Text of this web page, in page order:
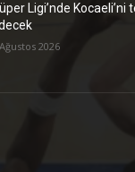
Ligi’nde Kocaeli’ni
2026